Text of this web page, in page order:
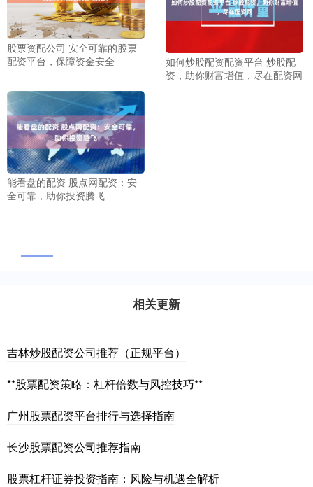
股票资配公司 安全可靠的股票
配资平台，保障资金安全
如何炒股配资配资平台 炒股配
资，助你财富增值，尽在配资网
能看盘的配资 股点网配资：安
全可靠，助你投资腾飞
相关更新
吉林炒股配资公司推荐（正规平台）
**股票配资策略：杠杆倍数与风控技巧**
广州股票配资平台排行与选择指南
长沙股票配资公司推荐指南
股票杠杆证券投资指南：风险与机遇全解析